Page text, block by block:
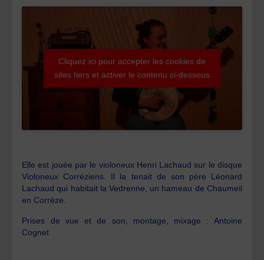
Cliquez ici pour accepter les cookies de
sites tiers et activer le contenu ci-dessous
Elle est jouée par le violoneux Henri Lachaud sur le disque
Violoneux Corréziens. Il la tenait de son père Léonard
Lachaud qui habitait la Vedrenne, un hameau de Chaumeil
en Corrèze.
Prises de vue et de son, montage, mixage : Antoine
Cognet